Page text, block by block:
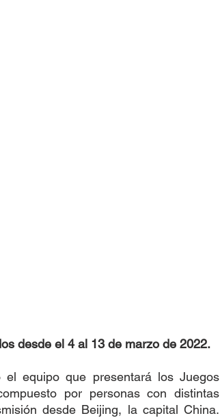
desde el 4 al 13 de marzo de 2022.
equipo que presentará los Juegos
por personas con distintas
desde Beijing, la capital China.